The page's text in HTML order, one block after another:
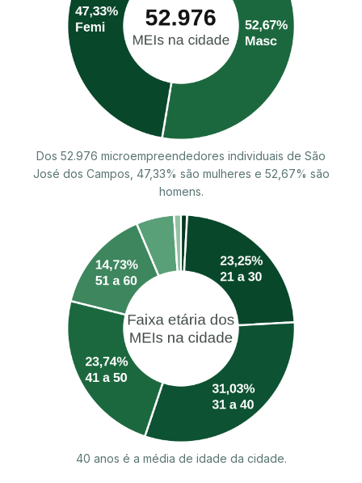
Dos 52.976 microempreendedores individuais de São
José dos Campos, 47,33% são mulheres e 52,67% são
homens.
40 anos é a média de idade da cidade.